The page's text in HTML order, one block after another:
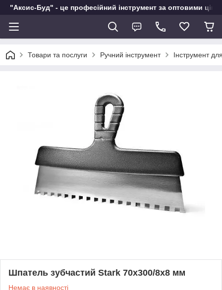
"Аксис-Буд" - це професійний інструмент за оптовими
Товари та послуги Ручний інструмент Інструмент
Шпатель зубчастий Stark 70х300/8х8 мм
Немає в наявності